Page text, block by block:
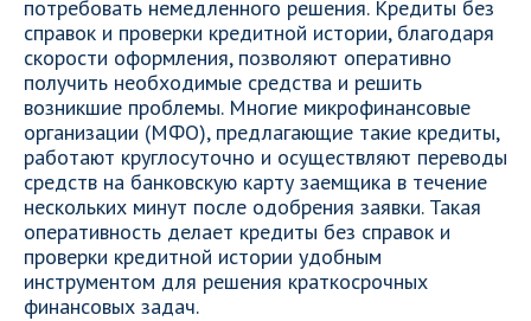
потребовать немедленного решения. Кредиты без
справок и проверки кредитной истории, благодаря
скорости оформления, позволяют оперативно
получить необходимые средства и решить
возникшие проблемы. Многие микрофинансовые
организации (МФО), предлагающие такие кредиты,
работают круглосуточно и осуществляют переводы
средств на банковскую карту заемщика в течение
нескольких минут после одобрения заявки. Такая
оперативность делает кредиты без справок и
проверки кредитной истории удобным
инструментом для решения краткосрочных
финансовых задач.